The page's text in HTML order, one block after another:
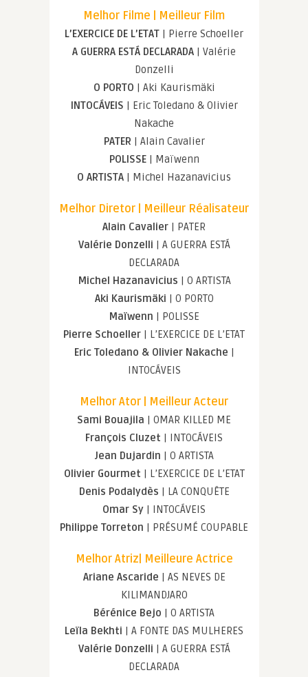
Melhor Filme | Meilleur Film
L’EXERCICE DE L’ETAT | Pierre Schoeller
A GUERRA ESTÁ DECLARADA | Valérie
Donzelli
O PORTO | Aki Kaurismäki
INTOCÁVEIS | Eric Toledano & Olivier
Nakache
PATER | Alain Cavalier
POLISSE| Maïwenn
O ARTISTA | Michel Hazanavicius
Melhor Diretor | Meilleur Réalisateur
Alain Cavalier | PATER
Valérie Donzelli | A GUERRA ESTÁ
DECLARADA
Michel Hazanavicius | O ARTISTA
Aki Kaurismäki | O PORTO
Maïwenn | POLISSE
Pierre Schoeller | L’EXERCICE DE L’ETAT
Eric Toledano & Olivier Nakache |
INTOCÁVEIS
Melhor Ator | Meilleur Acteur
Sami Bouajila | OMAR KILLED ME
François Cluzet | INTOCÁVEIS
Jean Dujardin | O ARTISTA
Olivier Gourmet | L’EXERCICE DE L’ETAT
Denis Podalydès | LA CONQUÊTE
Omar Sy | INTOCÁVEIS
Philippe Torreton | PRÉSUMÉ COUPABLE
Melhor Atriz| Meilleure Actrice
Ariane Ascaride | AS NEVES DE
KILIMANDJARO
Bérénice Bejo | O ARTISTA
Leïla Bekhti | A FONTE DAS MULHERES
Valérie Donzelli | A GUERRA ESTÁ
DECLARADA